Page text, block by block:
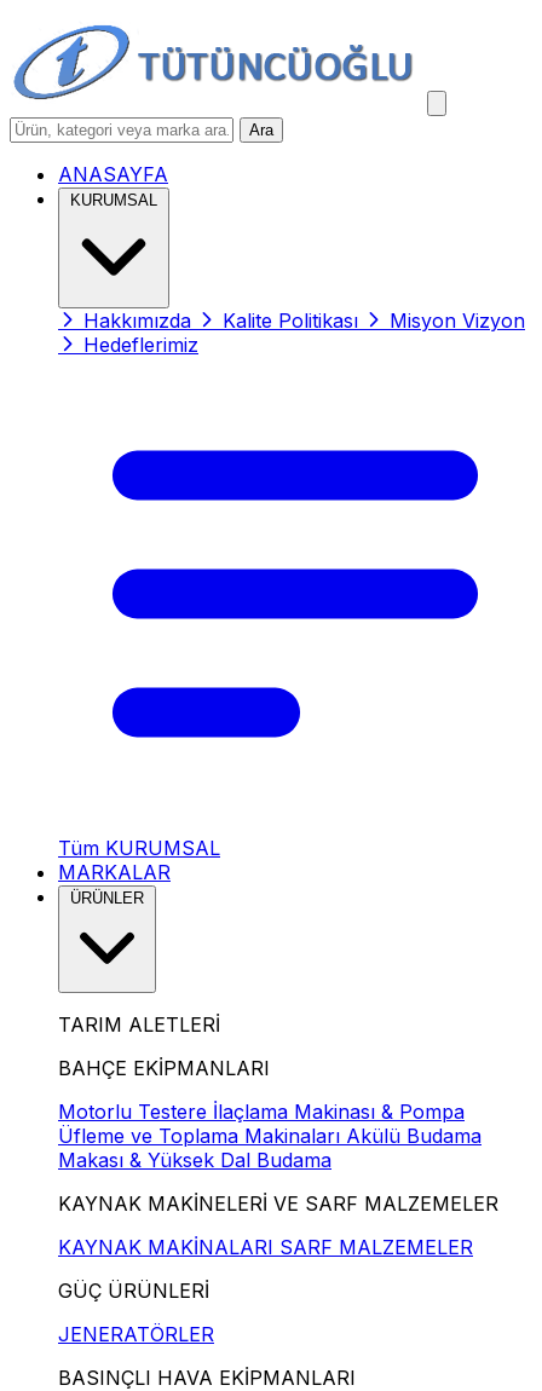
Ara
ANASAYFA
KURUMSAL
Hakkımızda Kalite Politikası
Misyon Vizyon
Hedeflerimiz
Tüm KURUMSAL
MARKALAR
ÜRÜNLER
TARIM ALETLERİ
BAHÇE EKİPMANLARI
Motorlu Testere İlaçlama Makinası & Pompa
Üfleme ve Toplama Makinaları Akülü Budama
Makası & Yüksek Dal Budama
KAYNAK MAKİNELERİ VE SARF MALZEMELER
KAYNAK MAKİNALARI SARF MALZEMELER
GÜÇ ÜRÜNLERİ
JENERATÖRLER
BASINÇLI HAVA EKİPMANLARI